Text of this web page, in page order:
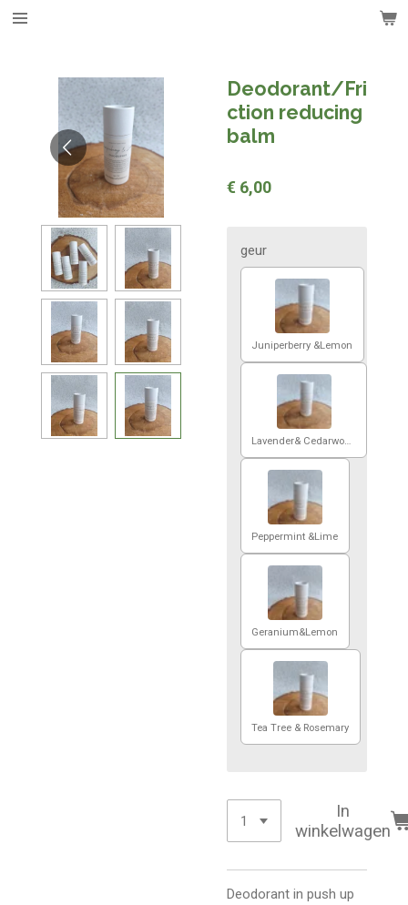
Ga
Deodorant/Fri
ction reducing
balm
€ 6,00
geur
Juniperberry &Lemon
Lavender& Cedarwood
Peppermint &Lime
Geranium&Lemon
Tea Tree & Rosemary
In
winkelwagen
Deodorant in push up